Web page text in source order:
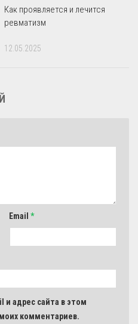
Как проявляется и лечится
ревматизм
12.05.2025
Email *
и адрес сайта в этом
комментариев.